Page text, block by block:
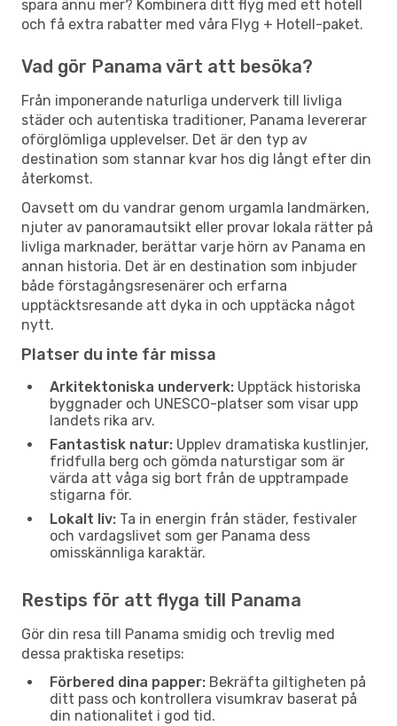
spara ännu mer? Kombinera ditt flyg med ett hotell
och få extra rabatter med våra Flyg + Hotell-paket.
Vad gör Panama värt att besöka?
Från imponerande naturliga underverk till livliga
städer och autentiska traditioner, Panama levererar
oförglömliga upplevelser. Det är den typ av
destination som stannar kvar hos dig långt efter din
återkomst.
Oavsett om du vandrar genom urgamla landmärken,
njuter av panoramautsikt eller provar lokala rätter på
livliga marknader, berättar varje hörn av Panama en
annan historia. Det är en destination som inbjuder
både förstagångsresenärer och erfarna
upptäcktsresande att dyka in och upptäcka något
nytt.
Platser du inte får missa
Arkitektoniska underverk: Upptäck historiska
byggnader och UNESCO-platser som visar upp
landets rika arv.
Fantastisk natur: Upplev dramatiska kustlinjer,
fridfulla berg och gömda naturstigar som är
värda att våga sig bort från de upptrampade
stigarna för.
Lokalt liv: Ta in energin från städer, festivaler
och vardagslivet som ger Panama dess
omisskännliga karaktär.
Restips för att flyga till Panama
Gör din resa till Panama smidig och trevlig med
dessa praktiska resetips:
Förbered dina papper: Bekräfta giltigheten på
ditt pass och kontrollera visumkrav baserat på
din nationalitet i god tid.